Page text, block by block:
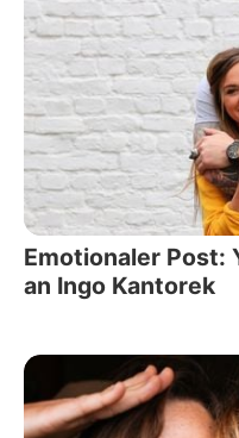
Emotionaler Post:
an Ingo Kantorek